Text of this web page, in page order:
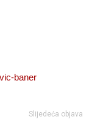
Slijedeća objava